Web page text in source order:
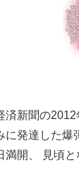
済新聞の
に発達した爆
満開、 見頃と